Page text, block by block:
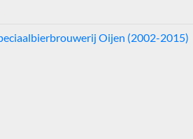
Oijen (2002-2015)